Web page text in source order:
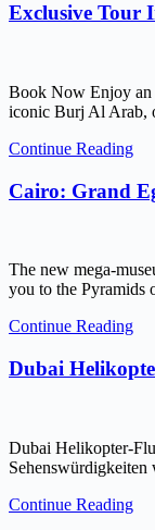
Exclusive Tour
Book Now Enjoy an
iconic Burj Al Arab,
Continue Reading
Cairo: Grand
The new mega-
you to the Pyramids
Continue Reading
Dubai
Dubai Helikopter-
Continue Reading